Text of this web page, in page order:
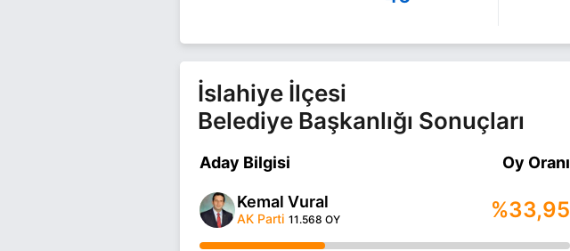
İslahiye İlçesi
Belediye Başkanlığı Sonuçları
Aday Bilgisi Oy Oranı
Kemal Vural
AK Parti 11.568 OY %33,95